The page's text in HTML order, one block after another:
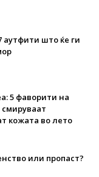
аутфити што ќе ги
5 фаворити на
кожата во лето
или пропаст?